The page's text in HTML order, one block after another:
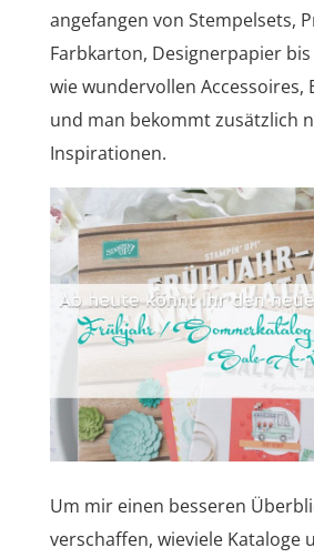
angefangen von Stempelsets,
Farbkarton, Designerpapier
wie wundervollen Accessoires,
und man bekommt zusätzlich
Inspirationen.
Um mir einen besseren
verschaffen, wieviele Kataloge